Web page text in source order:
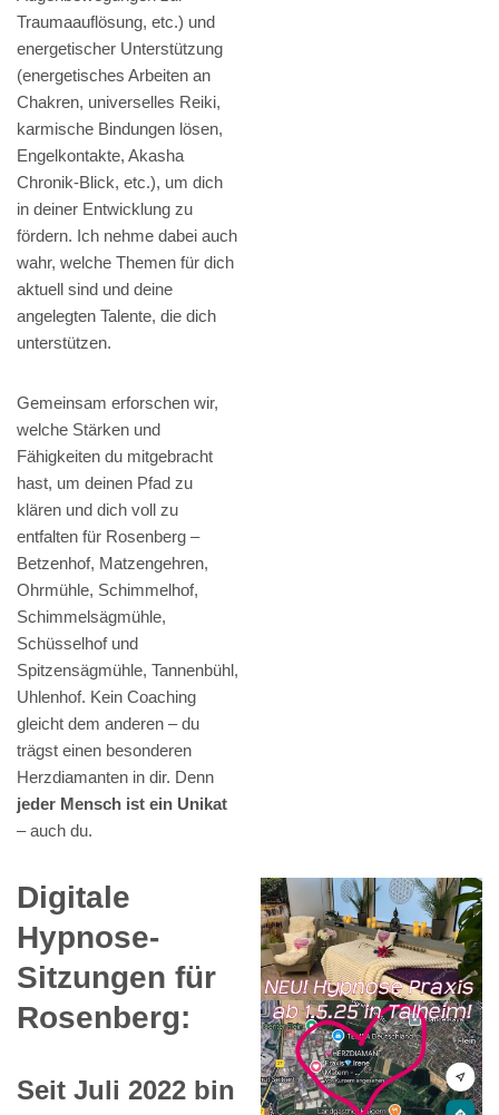
Traumaauflösung, etc.) und
energetischer Unterstützung
(energetisches Arbeiten an
Chakren, universelles Reiki,
karmische Bindungen lösen,
Engelkontakte, Akasha
Chronik-Blick, etc.), um dich
in deiner Entwicklung zu
fördern. Ich nehme dabei auch
wahr, welche Themen für dich
aktuell sind und deine
angelegten Talente, die dich
unterstützen.
Gemeinsam erforschen wir,
welche Stärken und
Fähigkeiten du mitgebracht
hast, um deinen Pfad zu
klären und dich voll zu
entfalten für Rosenberg –
Betzenhof, Matzengehren,
Ohrmühle, Schimmelhof,
Schimmelsägmühle,
Schüsselhof und
Spitzensägmühle, Tannenbühl,
Uhlenhof. Kein Coaching
gleicht dem anderen – du
trägst einen besonderen
Herzdiamanten in dir. Denn
jeder Mensch ist ein Unikat
– auch du.
Digitale
Hypnose-
Sitzungen für
Rosenberg:
Seit Juli 2022 bin